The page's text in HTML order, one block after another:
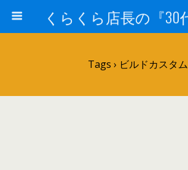
Tags › ビルドカスタム